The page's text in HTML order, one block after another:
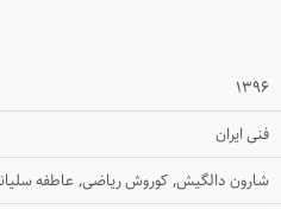
۱۳۹۶
فنی ایران
شارون دالگیش,کوروش ریاضی,عاطفه